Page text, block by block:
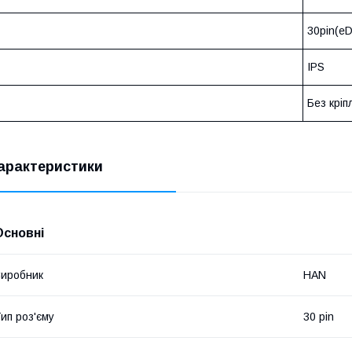
IPS
Без
HAN
роз'єму 30 pin